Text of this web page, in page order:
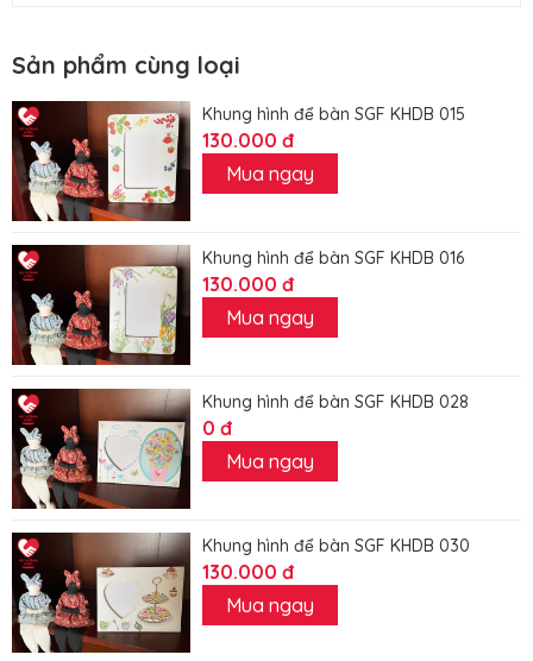
Sản phẩm cùng loại
Khung hình để bàn SGF KHDB 015
130.000 đ
Mua ngay
Khung hình để bàn SGF KHDB 016
130.000 đ
Mua ngay
Khung hình để bàn SGF KHDB 028
0 đ
Mua ngay
Khung hình để bàn SGF KHDB 030
130.000 đ
Mua ngay